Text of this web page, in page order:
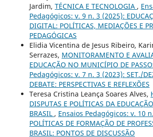
Jardim, TÉCNICA E TECNOLOGIA ,
Pedagógicos: v. 9 n. 3 (2025):
DIGITAL: POLÍTICAS, MEDIAÇÕES E
PEDAGÓGICAS
Elidia Vicentina de Jesus Ribeiro,
Serrazes, MONITORAMENTO E
EDUCAÇÃO NO MUNICÍPIO DE
Pedagógicos: v. 7 n. 3 (2023): SET./
DEBATE: PERSPECTIVAS E REFLEXÕES
Teresa Cristina Leança Soares Alves,
DISPUTAS E POLÍTICAS DA
BRASIL , Ensaios Pedagógicos: v. 10
POLÍTICAS DE FORMAÇÃO DE
BRASIL: PONTOS DE DISCUSSÃO